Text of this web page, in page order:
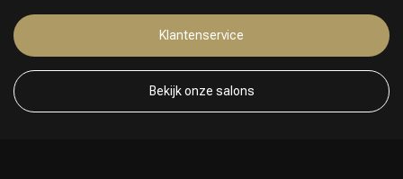
Klantenservice
Bekijk onze salons